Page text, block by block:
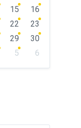
15
16
22
23
29
30
5
6